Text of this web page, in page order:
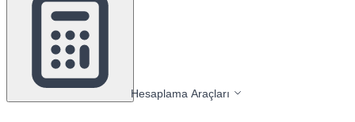
Hesaplama Araçları